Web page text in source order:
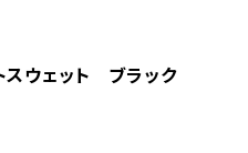
スウェット ブラック